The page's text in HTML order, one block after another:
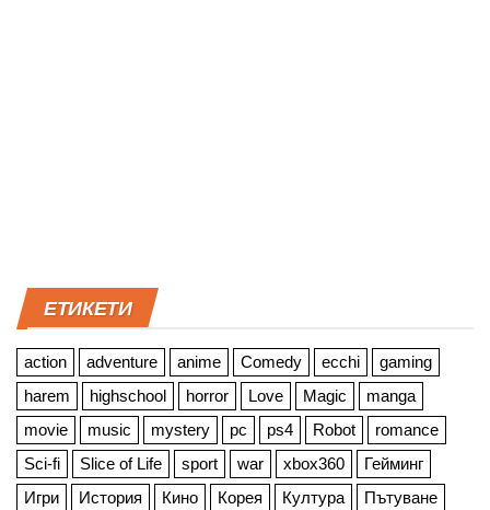
ЕТИКЕТИ
action adventure anime Comedy ecchi
gaming
harem
highschool horror Love Magic
manga
movie
music mystery pc ps4 Robot
romance
Sci-fi
Slice of Life sport war xbox360
Гейминг
Игри
История Кино Корея Култура Пътуване